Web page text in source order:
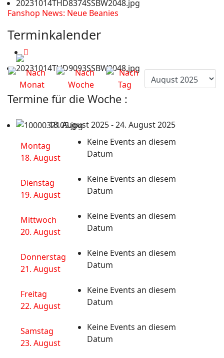
Fanshop News: Neue Beanies
Terminkalender
Termine für die Woche :
18. August 2025 - 24. August 2025
Montag
18. August
Keine Events an diesem
Datum
Dienstag
19. August
Keine Events an diesem
Datum
Mittwoch
20. August
Keine Events an diesem
Datum
Donnerstag
21. August
Keine Events an diesem
Datum
Freitag
22. August
Keine Events an diesem
Datum
Samstag
23. August
Keine Events an diesem
Datum